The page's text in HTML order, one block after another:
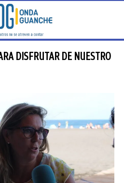
DISFRUTAR DE NUESTRO